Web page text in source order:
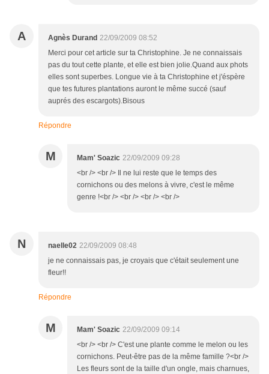
A Agnès Durand 22/09/2009 08:52
Merci pour cet article sur ta Christophine. Je ne connaissais
pas du tout cette plante, et elle est bien jolie.Quand aux phots
elles sont superbes. Longue vie à ta Christophine et j'éspère
que tes futures plantations auront le même succé (sauf
auprés des escargots).Bisous
Répondre
M Mam' Soazic 22/09/2009 09:28
<br /> <br /> Il ne lui reste que le temps des
cornichons ou des melons à vivre, c'est le même
genre !<br /> <br /> <br /> <br />
N naelle02 22/09/2009 08:48
je ne connaissais pas, je croyais que c'était seulement une
fleur!!
Répondre
M Mam' Soazic 22/09/2009 09:14
<br /> <br /> C'est une plante comme le melon ou les
cornichons. Peut-être pas de la même famille ?<br />
Les fleurs sont de la taille d'un ongle, mais charnues,